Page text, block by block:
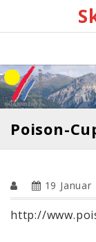
Poison-
19 Januar
http://